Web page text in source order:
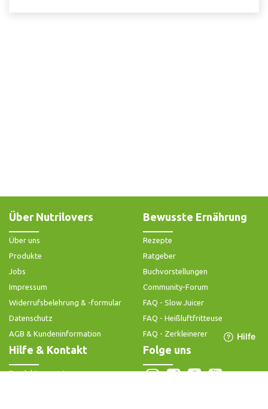
Über Nutrilovers
Über uns
Produkte
Jobs
Impressum
Widerrufsbelehrung & -formular
Datenschutz
AGB & Kundeninformation
Bewusste Ernährung
Rezepte
Ratgeber
Buchvorstellungen
Community-Forum
FAQ - Slow Juicer
FAQ - Heißluftfritteuse
FAQ - Zerkleinerer
Hilfe & Kontakt
Produktsupport
Folge uns